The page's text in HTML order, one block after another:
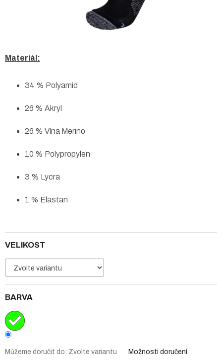
VELIKOST
BARVA
Můžeme doručit do: Zvolte variantu Možnosti doručení
Materiál:
34 % Polyamid
26 % Akryl
26 % Vlna Merino
10 % Polypropylen
3 % Lycra
1 % Elastan